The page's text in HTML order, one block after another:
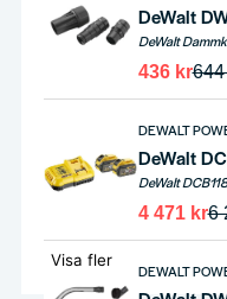
644
436 kr
DEWALT
6
4 471 kr
DEWALT
Visa fler